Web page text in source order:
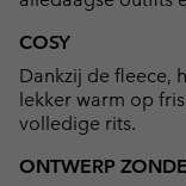
COSY
Dankzij de fleece,
lekker warm op
volledige rits.
ONTWERP